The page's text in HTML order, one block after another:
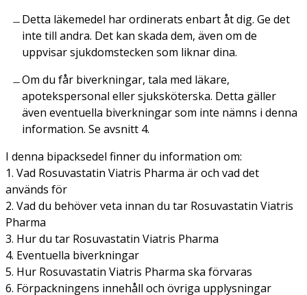
Detta läkemedel har ordinerats enbart åt dig. Ge det
inte till andra. Det kan skada dem, även om de
uppvisar sjukdomstecken som liknar dina.
Om du får biverkningar, tala med läkare,
apotekspersonal eller sjuksköterska. Detta gäller
även eventuella biverkningar som inte nämns i denna
information. Se avsnitt 4.
I denna bipacksedel finner du information om:
1. Vad Rosuvastatin Viatris Pharma är och vad det
används för
2. Vad du behöver veta innan du tar Rosuvastatin Viatris
Pharma
3. Hur du tar Rosuvastatin Viatris Pharma
4. Eventuella biverkningar
5. Hur Rosuvastatin Viatris Pharma ska förvaras
6. Förpackningens innehåll och övriga upplysningar